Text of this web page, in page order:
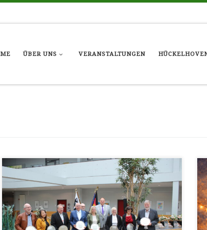
ÜBER UNS VERANSTALTUNGEN
Im Rahmen einer feierlichen Veranstaltung wurden am
vergangenen Samstag, 24.05.2025 mehrere engagierte
Bürgerinnen und Bürger mit der Ehrengabe der Stadt
Hückelhoven ausgezeichnet – darunter auch zwei langjährige
Mitglieder des Stadtjugendrings: Norbert Commerscheidt und
Michael Andres. Michael Andres wurde für sein langjähriges